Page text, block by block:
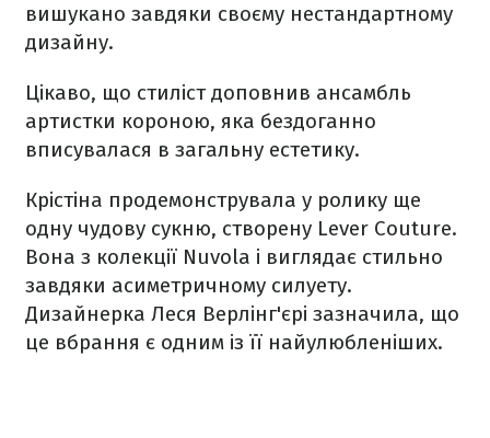
вишукано завдяки своєму нестандартному
дизайну.
Цікаво, що стиліст доповнив ансамбль
артистки короною, яка бездоганно
вписувалася в загальну естетику.
Крістіна продемонструвала у ролику ще
одну чудову сукню, створену Lever Couture.
Вона з колекції Nuvola і виглядає стильно
завдяки асиметричному силуету.
Дизайнерка Леся Верлінг'єрі зазначила, що
це вбрання є одним із її найулюбленіших.